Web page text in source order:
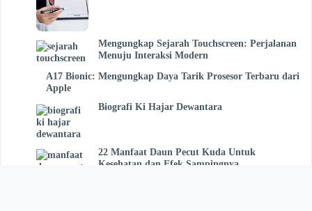
Mengungkap Sejarah Touchscreen: Perjalanan
Menuju Interaksi Modern
A17 Bionic: Mengungkap Daya Tarik Prosesor Terbaru dari
Apple
Biografi Ki Hajar Dewantara
22 Manfaat Daun Pecut Kuda Untuk
Kesehatan dan Efek Sampingnya